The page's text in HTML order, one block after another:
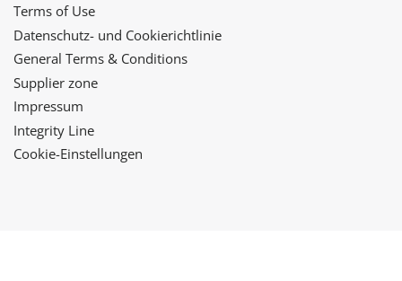
Terms of Use
Datenschutz- und Cookierichtlinie
General Terms & Conditions
Supplier zone
Impressum
Integrity Line
Cookie-Einstellungen